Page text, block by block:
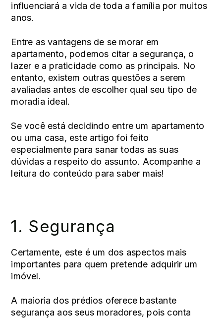
influenciará a vida de toda a família por muitos
anos.
Entre as vantagens de se morar em
apartamento, podemos citar a segurança, o
lazer e a praticidade como as principais. No
entanto, existem outras questões a serem
avaliadas antes de escolher qual seu tipo de
moradia ideal.
Se você está decidindo entre um apartamento
ou uma casa, este artigo foi feito
especialmente para sanar todas as suas
dúvidas a respeito do assunto. Acompanhe a
leitura do conteúdo para saber mais!
1. Segurança
Certamente, este é um dos aspectos mais
importantes para quem pretende adquirir um
imóvel.
A maioria dos prédios oferece bastante
segurança aos seus moradores, pois conta